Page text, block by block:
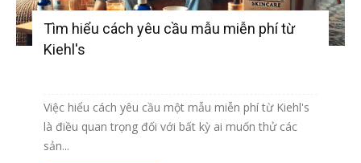
Tìm hiểu cách yêu cầu mẫu miễn phí từ
Kiehl's
Việc hiểu cách yêu cầu một mẫu miễn phí từ Kiehl's
là điều quan trọng đối với bất kỳ ai muốn thử các
sản...